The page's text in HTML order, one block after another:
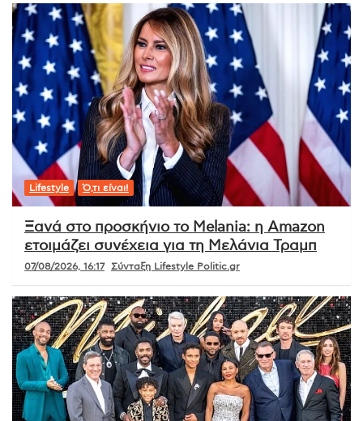
Lifestyle Ό,τι είναι!
Ξανά στο προσκήνιο το Melania: η Amazon
ετοιμάζει συνέχεια για τη Μελάνια Τραμπ
07/08/2026, 16:17 Σύνταξη Lifestyle Politic.gr